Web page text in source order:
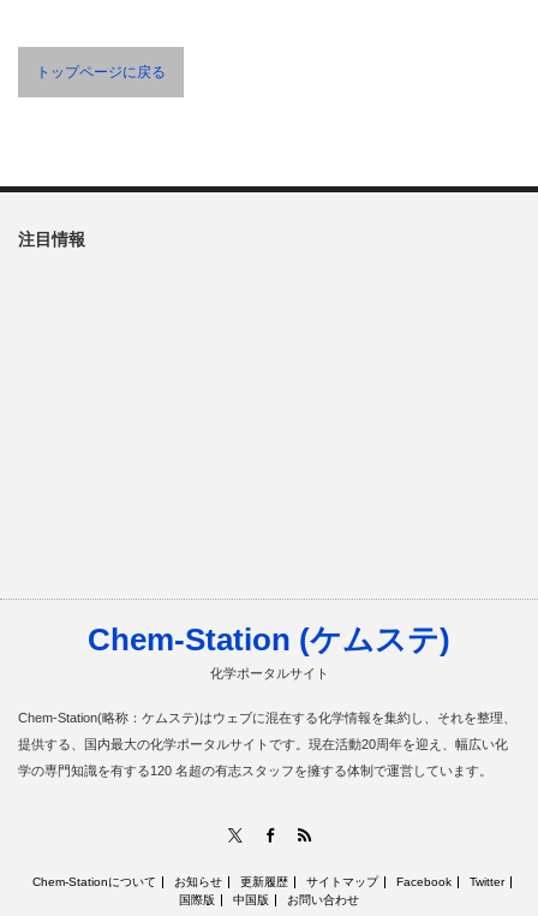
トップページに戻る
注目情報
Chem-Station (ケムステ)
化学ポータルサイト
Chem-Station(略称：ケムステ)はウェブに混在する化学情報を集約し、それを整理、
提供する、国内最大の化学ポータルサイトです。現在活動20周年を迎え、幅広い化
学の専門知識を有する120 名超の有志スタッフを擁する体制で運営しています。
Facebook
Chem-Stationについて お知らせ 更新履歴 サイトマップ Facebook
Twitter
国際版
中国版 お問い合わせ